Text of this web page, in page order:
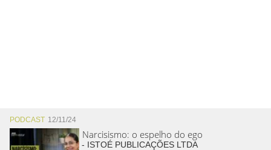
PODCAST 12/11/24
Narcisismo: o espelho do ego
Copyright © 2026 - ISTOÉ PUBLICAÇÕES LTDA